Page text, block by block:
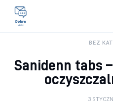
Lifestyle
BEZ
Sanidenn tabs
3